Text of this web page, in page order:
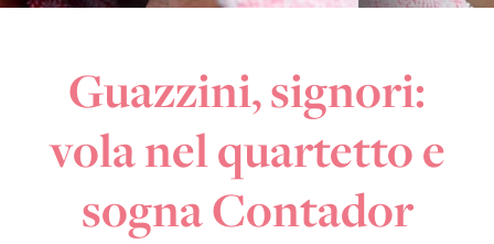
Guazzini, signori:
vola nel quartetto e
sogna Contador